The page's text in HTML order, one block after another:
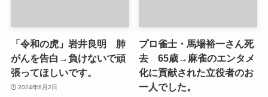
「令和の虎」岩井良明 肺
がんを告白→負けないで頑
張ってほしいです。
2024年8月2日
プロ雀士・馬場裕一さん死
去 65歳→麻雀のエンタメ
化に貢献された立役者のお
一人でした。